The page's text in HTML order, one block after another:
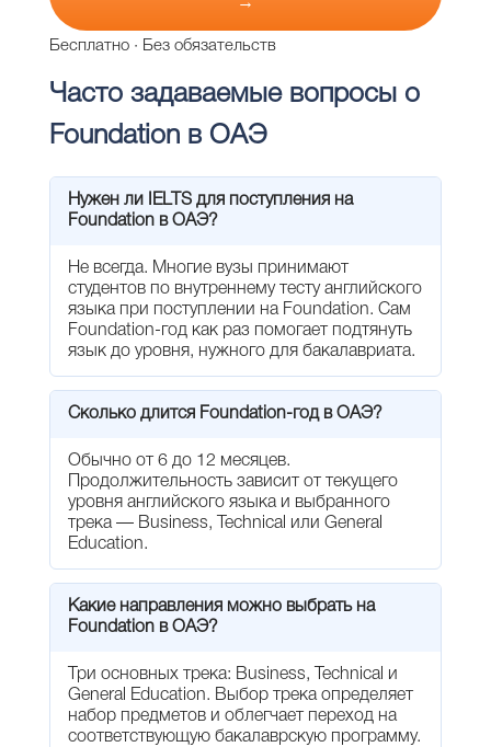
Бесплатно · Без обязательств
Часто задаваемые вопросы о
Foundation в ОАЭ
Нужен ли IELTS для поступления на
Foundation в ОАЭ?
Не всегда. Многие вузы принимают
студентов по внутреннему тесту английского
языка при поступлении на Foundation. Сам
Foundation-год как раз помогает подтянуть
язык до уровня, нужного для бакалавриата.
Сколько длится Foundation-год в ОАЭ?
Обычно от 6 до 12 месяцев.
Продолжительность зависит от текущего
уровня английского языка и выбранного
трека — Business, Technical или General
Education.
Какие направления можно выбрать на
Foundation в ОАЭ?
Три основных трека: Business, Technical и
General Education. Выбор трека определяет
набор предметов и облегчает переход на
соответствующую бакалаврскую программу.